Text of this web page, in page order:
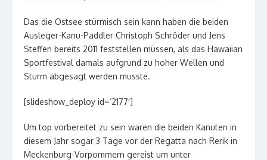
Das die Ostsee stürmisch sein kann haben die beiden
Ausleger-Kanu-Paddler Christoph Schröder und Jens
Steffen bereits 2011 feststellen müssen, als das Hawaiian
Sportfestival damals aufgrund zu hoher Wellen und
Sturm abgesagt werden musste.
[slideshow_deploy id=’2177′]
Um top vorbereitet zu sein waren die beiden Kanuten in
diesem Jahr sogar 3 Tage vor der Regatta nach Rerik in
Meckenburg-Vorpommern gereist um unter